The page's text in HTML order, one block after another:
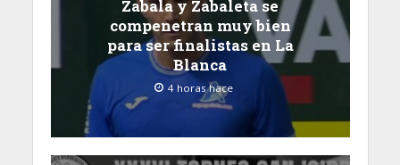
Zabala y Zabaleta se
compenetran muy bien
para ser finalistas en La
Blanca
4 horas hace